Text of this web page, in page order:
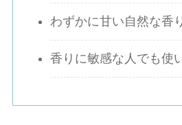
わずかに甘い自然な香
香りに敏感な人でも使